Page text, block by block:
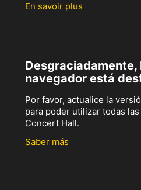
En savoir plus
Desgraciadamente,
navegador está
Por favor, actualice la
para poder utilizar todas
Concert Hall.
Saber más